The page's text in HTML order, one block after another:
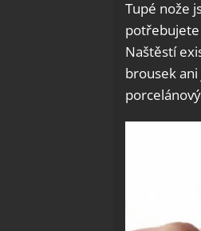
Tupé nože
potřebujete
Naštěstí
brousek